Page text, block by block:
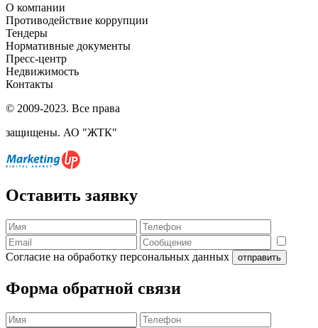
О компании
Противодействие коррупции
Тендеры
Нормативные документы
Пресс-центр
Недвижимость
Контакты
© 2009-2023. Все права
защищены. АО "ЖТК"
Оставить заявку
Согласие на обработку персональных данных отправить
Форма обратной связи